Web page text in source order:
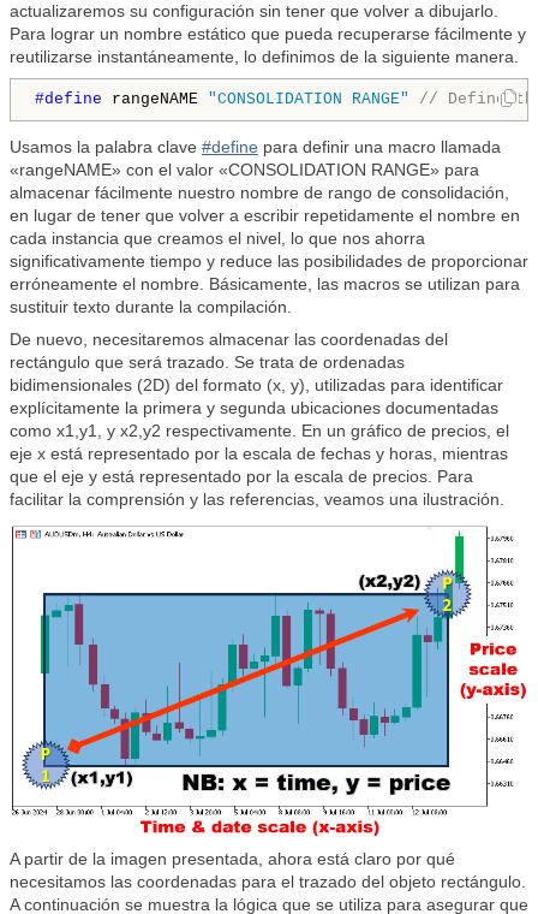
actualizaremos su configuración sin tener que volver a dibujarlo.
Para lograr un nombre estático que pueda recuperarse fácilmente y
reutilizarse instantáneamente, lo definimos de la siguiente manera.
#define rangeNAME "CONSOLIDATION RANGE" // Define
Usamos la palabra clave #define para definir una macro llamada
«rangeNAME» con el valor «CONSOLIDATION RANGE» para
almacenar fácilmente nuestro nombre de rango de consolidación,
en lugar de tener que volver a escribir repetidamente el nombre en
cada instancia que creamos el nivel, lo que nos ahorra
significativamente tiempo y reduce las posibilidades de proporcionar
erróneamente el nombre. Básicamente, las macros se utilizan para
sustituir texto durante la compilación.
De nuevo, necesitaremos almacenar las coordenadas del
rectángulo que será trazado. Se trata de ordenadas
bidimensionales (2D) del formato (x, y), utilizadas para identificar
explícitamente la primera y segunda ubicaciones documentadas
como x1,y1, y x2,y2 respectivamente. En un gráfico de precios, el
eje x está representado por la escala de fechas y horas, mientras
que el eje y está representado por la escala de precios. Para
facilitar la comprensión y las referencias, veamos una ilustración.
A partir de la imagen presentada, ahora está claro por qué
necesitamos las coordenadas para el trazado del objeto rectángulo.
A continuación se muestra la lógica que se utiliza para asegurar que